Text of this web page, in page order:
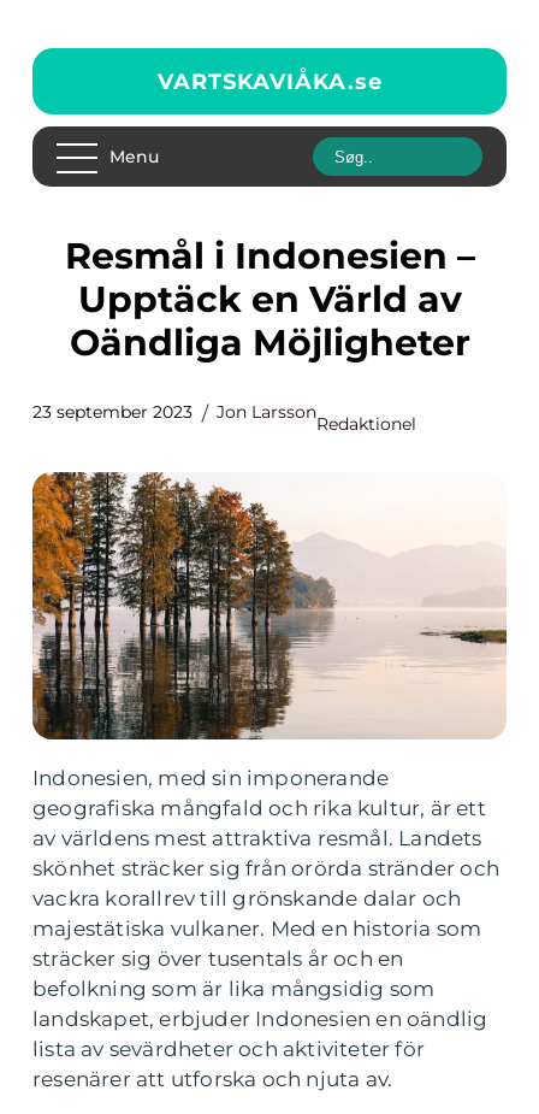
VARTSKAVIÅKA.se
Menu
Resmål i Indonesien –
Upptäck en Värld av
Oändliga Möjligheter
23 september 2023 Jon Larsson
Redaktionel
Indonesien, med sin imponerande
geografiska mångfald och rika kultur, är ett
av världens mest attraktiva resmål. Landets
skönhet sträcker sig från orörda stränder och
vackra korallrev till grönskande dalar och
majestätiska vulkaner. Med en historia som
sträcker sig över tusentals år och en
befolkning som är lika mångsidig som
landskapet, erbjuder Indonesien en oändlig
lista av sevärdheter och aktiviteter för
resenärer att utforska och njuta av.